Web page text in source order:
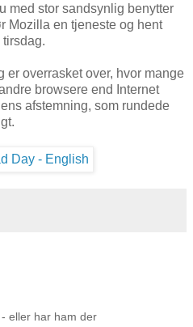
med stor sandsynlig benytter
Mozilla en tjeneste og hent
er overrasket over, hvor mange
browsere end Internet
afstemning, som rundede
eller har ham der